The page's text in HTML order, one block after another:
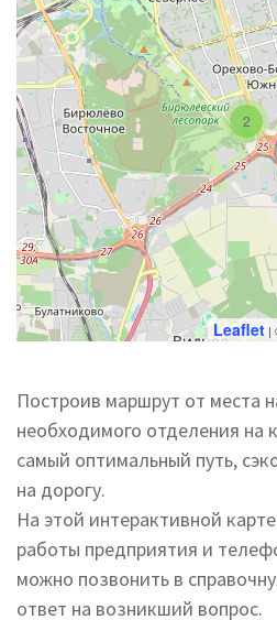
2
Leaflet |
Построив маршрут от места
необходимого отделения на
самый оптимальный путь,
на дорогу.
На этой интерактивной
работы предприятия и
можно позвонить в
ответ на возникший вопрос.